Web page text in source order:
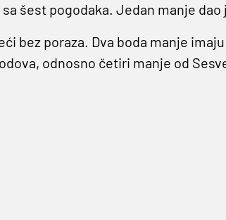
sa šest pogodaka. Jedan manje dao
bez poraza. Dva boda manje
odnosno četiri manje od